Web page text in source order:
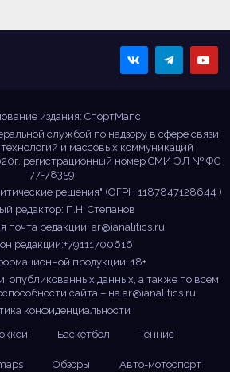
издания: СпортМапс
службой по надзору в сфере связи,
и массовых коммуникаций
регистрационный номер СМИ ЭЛ № ФС
77-78359
решения" (ОГРН 1187847128644 )
редактор: П.Н. Степанов
почта редакции: ar@ianalitics.ru
редакции:+79111700616
продукции: 18+
опубликованных данных, а также по всем
сайта – на ar@ianalitics.ru
конфиденциальности
Баскетбол Теннис
Обзоры Авто-мотоспорт